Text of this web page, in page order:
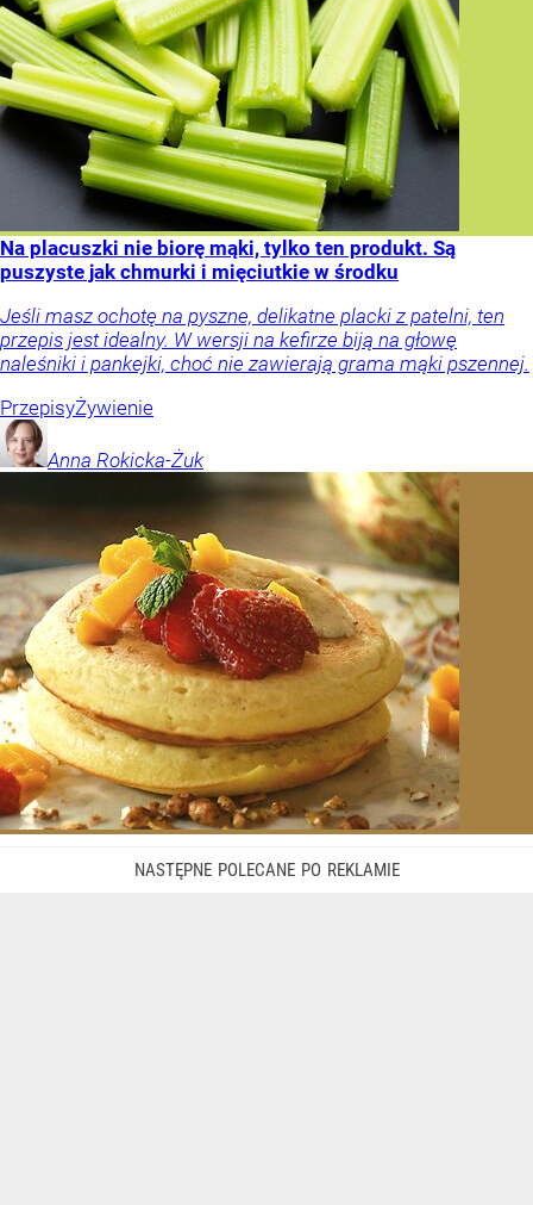
Na placuszki nie biorę mąki, tylko ten produkt. Są
puszyste jak chmurki i mięciutkie w środku
Jeśli masz ochotę na pyszne, delikatne placki z patelni, ten
przepis jest idealny. W wersji na kefirze biją na głowę
naleśniki i pankejki, choć nie zawierają grama mąki pszennej.
PrzepisyŻywienie
Anna Rokicka-Żuk